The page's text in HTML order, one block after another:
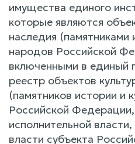
имущества единого
которые являются
наследия (памятниками
народов Российской
включенными в единый
реестр объектов
(памятников истории и
Российской
исполнительной
власти субъекта